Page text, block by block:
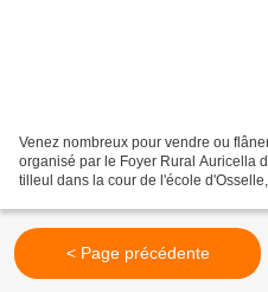
Venez nombreux pour vendre ou
organisé par le Foyer Rural Auricella
tilleul dans la cour de l'école
< Page précédente